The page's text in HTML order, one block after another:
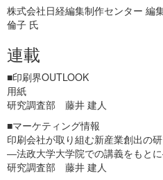
株式会社日経編集制作センター
倫子 氏
連載
■印刷界OUTLOOK
用紙
研究調査部 藤井 建人
■マーケティング情報
印刷会社が取り組む新産業創出の
―法政大学大学院での講義をもと
研究調査部 藤井 建人